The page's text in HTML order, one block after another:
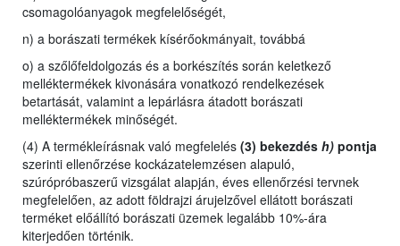
csomagolóanyagok megfelelőségét,
n) a borászati termékek kísérőokmányait, továbbá
o) a szőlőfeldolgozás és a borkészítés során keletkező
melléktermékek kivonására vonatkozó rendelkezések
betartását, valamint a lepárlásra átadott borászati
melléktermékek minőségét.
(4) A termékleírásnak való megfelelés (3) bekezdés h) pontja
szerinti ellenőrzése kockázatelemzésen alapuló,
szúrópróbaszerű vizsgálat alapján, éves ellenőrzési tervnek
megfelelően, az adott földrajzi árujelzővel ellátott borászati
terméket előállító borászati üzemek legalább 10%-ára
kiterjedően történik.